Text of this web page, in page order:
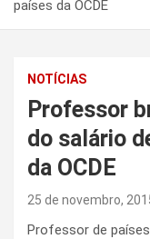
países da OCDE
NOTÍCIAS
Professor
do salário
da OCDE
25 de novembro,
Professor de países